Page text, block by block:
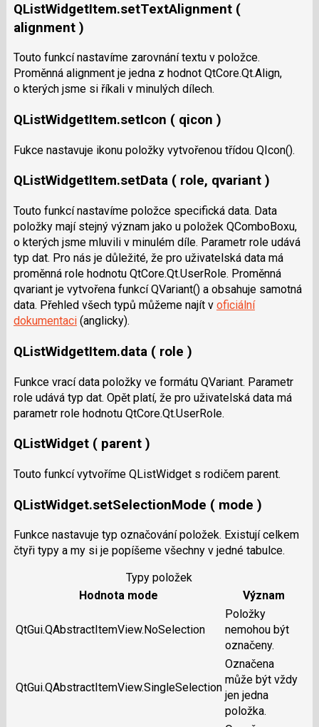
QListWidgetItem.setTextAlignment (
alignment )
Touto funkcí nastavíme zarovnání textu v položce.
Proměnná alignment je jedna z hodnot QtCore.Qt.Align,
o kterých jsme si říkali v minulých dílech.
QListWidgetItem.setIcon ( qicon )
Fukce nastavuje ikonu položky vytvořenou třídou QIcon().
QListWidgetItem.setData ( role, qvariant )
Touto funkcí nastavíme položce specifická data. Data
položky mají stejný význam jako u položek QComboBoxu,
o kterých jsme mluvili v minulém díle. Parametr role udává
typ dat. Pro nás je důležité, že pro uživatelská data má
proměnná role hodnotu QtCore.Qt.UserRole. Proměnná
qvariant je vytvořena funkcí QVariant() a obsahuje samotná
data. Přehled všech typů můžeme najít v oficiální
dokumentaci(anglicky).
QListWidgetItem.data ( role )
Funkce vrací data položky ve formátu QVariant. Parametr
role udává typ dat. Opět platí, že pro uživatelská data má
parametr role hodnotu QtCore.Qt.UserRole.
QListWidget ( parent )
Touto funkcí vytvoříme QListWidget s rodičem parent.
QListWidget.setSelectionMode ( mode )
Funkce nastavuje typ označování položek. Existují celkem
čtyři typy a my si je popíšeme všechny v jedné tabulce.
Typy položek
Hodnota mode
Význam
QtGui.QAbstractItemView.NoSelection
Položky
nemohou být
označeny.
QtGui.QAbstractItemView.SingleSelection
Označena
může být vždy
jen jedna
položka.